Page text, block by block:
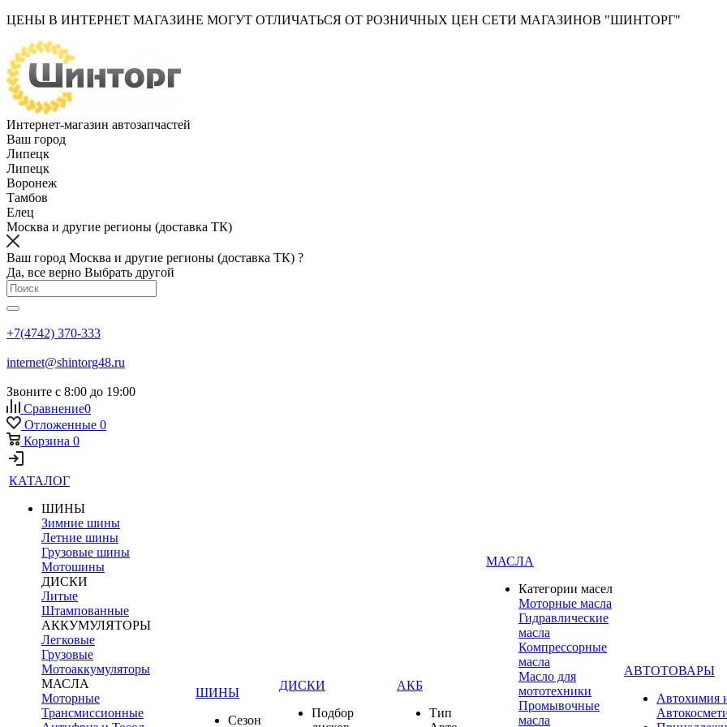
ЦЕНЫ В ИНТЕРНЕТ МАГАЗИНЕ МОГУТ ОТЛИЧАТЬСЯ ОТ РОЗНИЧНЫХ ЦЕН СЕТИ МАГАЗИНОВ "ШИНТОРГ"
Интернет-магазин автозапчастей
Ваш город
Липецк
Липецк
Воронеж
Тамбов
Елец
Москва и другие регионы (доставка ТК)
Ваш город Москва и другие регионы (доставка ТК) ?
Да, все верно Выбрать другой
+7(4742) 370-333
internet@shintorg48.ru
Звоните с 8:00 до 19:00
Сравнение0
Отложенные 0
Корзина 0
КАТАЛОГ
ШИНЫ
Зимние шины
Летние шины
Грузовые шины
Мотошины
ДИСКИ
Литые
Штампованные
АККУМУЛЯТОРЫ
Легковые
Грузовые
Мотоаккумуляторы
МАСЛА
Моторные
Трансмиссионные
ШИНЫ
Сезон
ДИСКИ
Подбор
АКБ
Тип
МАСЛА
Категории масел
Моторные масла
Гидравлические
масла
Компрессорные
масла
Масло для
мототехники
Промывочные
масла
АВТОТОВАРЫ
Автохимия